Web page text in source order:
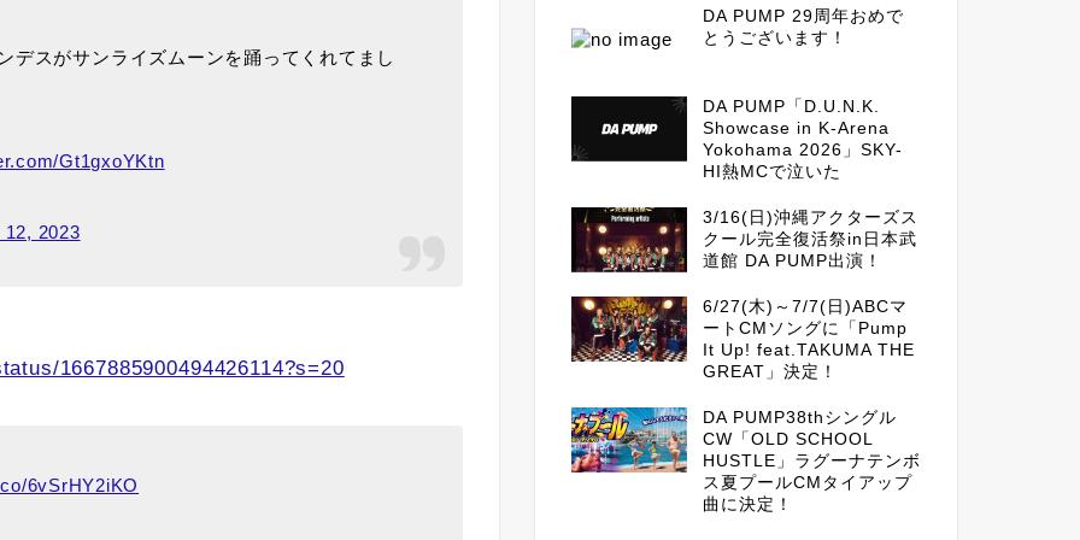
デスがサンライズムーンを踊ってくれてまし
Gt1gxoYKtn
12, 2023
1667885900494426114?s=20
6vSrHY2iKO
DA PUMP 29周年おめで
とうございます！
DA PUMP「D.U.N.K.
Showcase in K-Arena
Yokohama 2026」SKY-
HI熱MCで泣いた
3/16(日)沖縄アクターズス
クール完全復活祭in日本武
道館 DA PUMP出演！
6/27(木)～7/7(日)ABCマ
ートCMソングに「Pump
It Up! feat.TAKUMA THE
GREAT」決定！
DA PUMP38thシングル
CW「OLD SCHOOL
HUSTLE」ラグーナテンボ
ス夏プールCMタイアップ
曲に決定！